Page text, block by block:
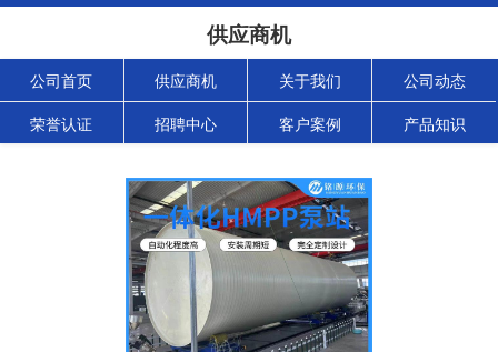
供应商机
公司首页 供应商机 关于我们 公司动态
荣誉认证 招聘中心 客户案例 产品知识